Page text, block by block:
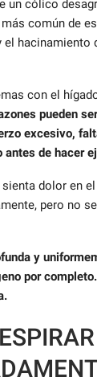
un cólico
común de
hacinamiento
con el
pueden
excesivo,
antes de hacer
dolor en
pero no
y
por